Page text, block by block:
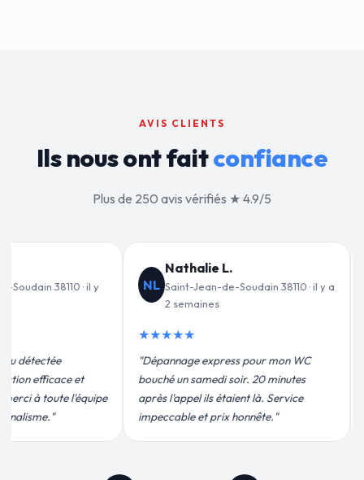
AVIS CLIENTS
Ils nous ont faitconfiance
Plus de 250 avis vérifiés ★ 4.9/5
Soudain 38110 · il y a
pour mon WC
soir. 20 minutes
là. Service
honnête."
JF
Jean-François C.
Saint-Jean-de-Soudain 38110 · il y a
3 semaines
★★★★★
"Remplacement de mon chauffe-eau en
moins de 2h. Équipe très pro, devis
conforme, chantier propre. Je
recommande vivement."